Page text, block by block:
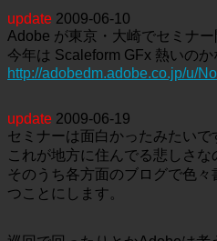
update 2009-06-10
Adobe が東京・大崎でセミナー
今年は Scaleform GFx 熱いのか
http://adobedm.adobe.co.jp/u/
update 2009-06-19
セミナーは面白かったみたいで
これが地方に住んでる悲しさな
そのうち各方面のブログで色
つことにします。